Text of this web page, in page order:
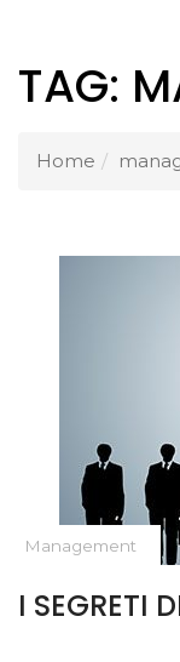
TAG:
Home
Management
I SEGRETI